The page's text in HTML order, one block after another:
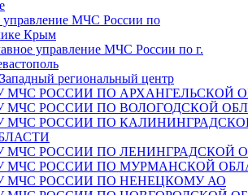
управление МЧС России по
Крым
управление МЧС России по г.
региональный центр
МЧС РОССИИ ПО АРХАНГЕЛЬСКОЙ
МЧС РОССИИ ПО ВОЛОГОДСКОЙ
МЧС РОССИИ ПО
МЧС РОССИИ ПО ЛЕНИНГРАДСКОЙ
МЧС РОССИИ ПО МУРМАНСКОЙ
МЧС РОССИИ ПО НЕНЕЦКОМУ АО